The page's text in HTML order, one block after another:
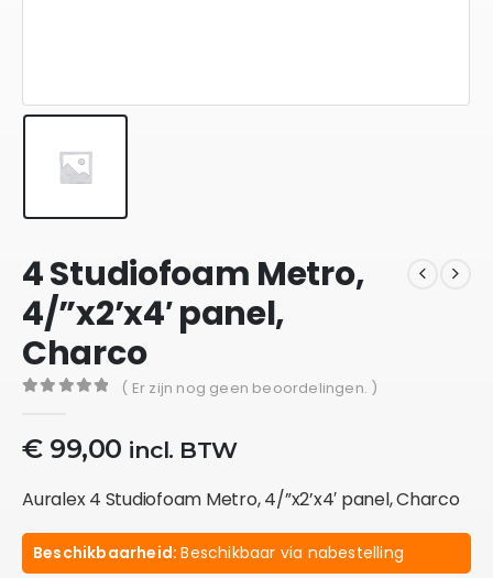
4 Studiofoam Metro,
4/”x2’x4′ panel,
Charco
( Er zijn nog geen beoordelingen. )
€99,00 incl. BTW
Auralex 4 Studiofoam Metro, 4/”x2’x4′ panel, Charco
Beschikbaarheid:Beschikbaar via nabestelling